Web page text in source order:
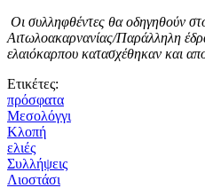
Οι συλληφθέντες θα οδηγηθούν
Αιτωλοακαρνανίας/Παράλληλη
ελαιόκαρπου κατασχέθηκαν και
Ετικέτες:
πρόσφατα
Μεσολόγγι
Κλοπή
ελιές
Συλλήψεις
Λιοστάσι